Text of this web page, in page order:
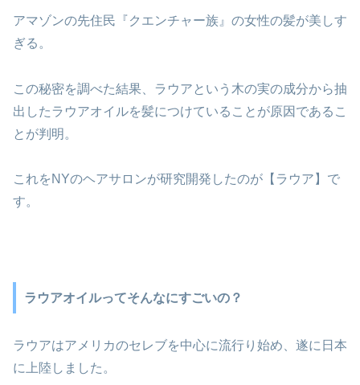
アマゾンの先住民『クエンチャー族』の女性の髪が美しす
ぎる。
この秘密を調べた結果、ラウアという木の実の成分から抽
出したラウアオイルを髪につけていることが原因であるこ
とが判明。
これをNYのヘアサロンが研究開発したのが【ラウア】で
す。
ラウアオイルってそんなにすごいの？
ラウアはアメリカのセレブを中心に流行り始め、遂に日本
に上陸しました。